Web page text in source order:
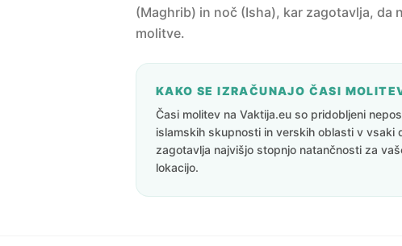
(Maghrib) in noč (Isha), kar zagotavlja, da
molitve.
KAKO SE IZRAČUNAJO ČASI
Časi molitev na Vaktija.eu so pridobljeni
islamskih skupnosti in verskih oblasti v vsaki
zagotavlja najvišjo stopnjo natančnosti za
lokacijo.